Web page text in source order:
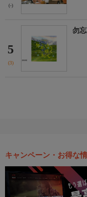
(-)
5
(3)
勿
キャンペーン・お得な